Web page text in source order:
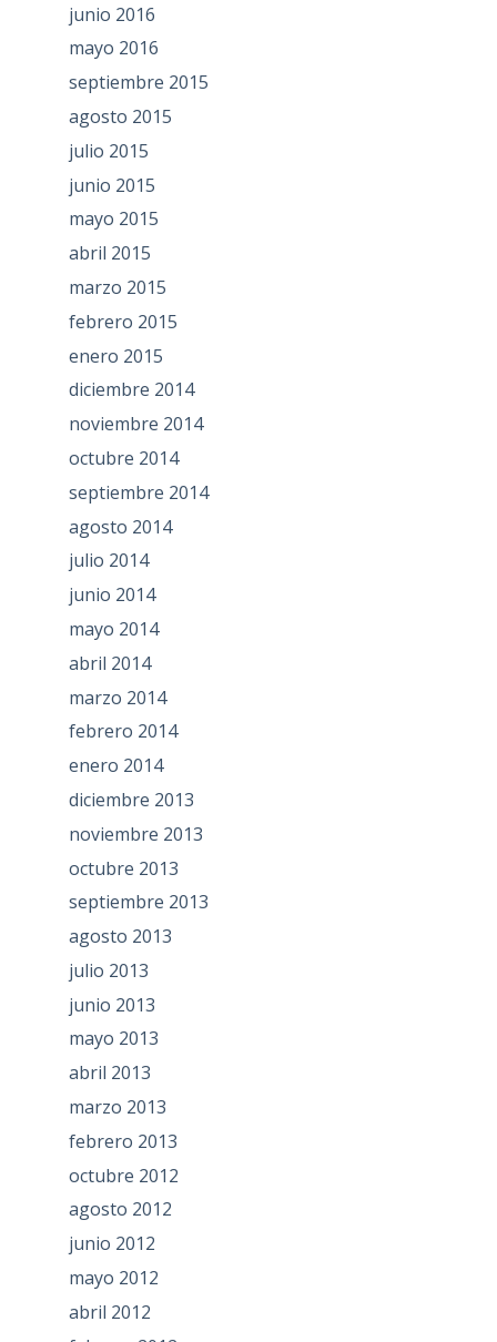
junio 2016
mayo 2016
septiembre 2015
agosto 2015
julio 2015
junio 2015
mayo 2015
abril 2015
marzo 2015
febrero 2015
enero 2015
diciembre 2014
noviembre 2014
octubre 2014
septiembre 2014
agosto 2014
julio 2014
junio 2014
mayo 2014
abril 2014
marzo 2014
febrero 2014
enero 2014
diciembre 2013
noviembre 2013
octubre 2013
septiembre 2013
agosto 2013
julio 2013
junio 2013
mayo 2013
abril 2013
marzo 2013
febrero 2013
octubre 2012
agosto 2012
junio 2012
mayo 2012
abril 2012